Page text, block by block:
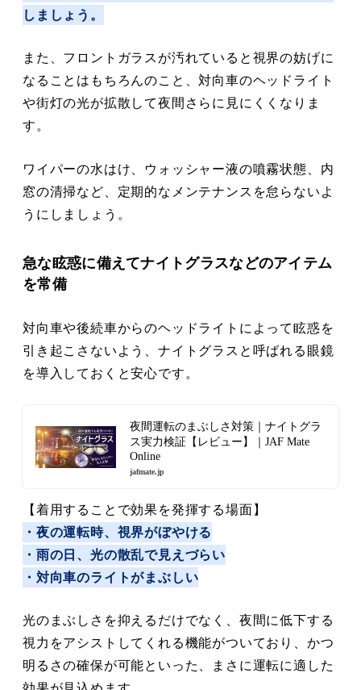
しましょう。
また、フロントガラスが汚れていると視界の妨げに
なることはもちろんのこと、対向車のヘッドライト
や街灯の光が拡散して夜間さらに見にくくなりま
す。
ワイパーの水はけ、ウォッシャー液の噴霧状態、内
窓の清掃など、定期的なメンテナンスを怠らないよ
うにしましょう。
急な眩惑に備えてナイトグラスなどのアイテム
を常備
対向車や後続車からのヘッドライトによって眩惑を
引き起こさないよう、ナイトグラスと呼ばれる眼鏡
を導入しておくと安心です。
夜間運転のまぶしさ対策｜ナイトグラ
ス実力検証【レビュー】｜JAF Mate
Online
jafmate.jp
【着用することで効果を発揮する場面】
・夜の運転時、視界がぼやける
・雨の日、光の散乱で見えづらい
・対向車のライトがまぶしい
光のまぶしさを抑えるだけでなく、夜間に低下する
視力をアシストしてくれる機能がついており、かつ
明るさの確保が可能といった、まさに運転に適した